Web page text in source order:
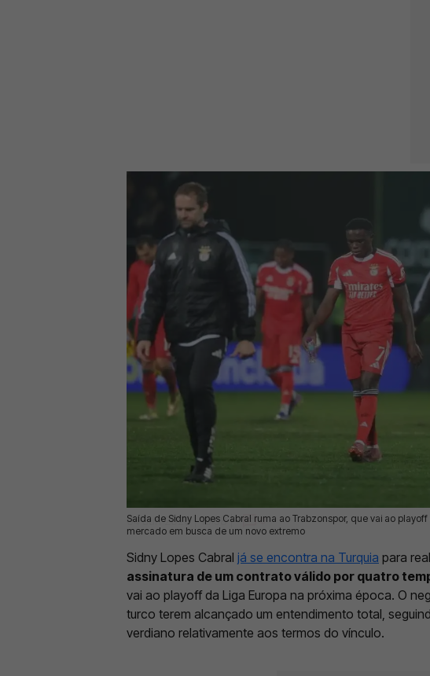
Saída de Sidny Lopes Cabral ruma ao Trabzonspor, que vai ao
mercado em busca de um novo extremo
04 Jun 2026 | 10:58 | 0
Sidny Lopes Cabral já se encontra na Turquia para
assinatura de um contrato válido por quatro
vai ao playoff da Liga Europa na próxima época. O
turco terem alcançado um entendimento total,
verdiano relativamente aos termos do vínculo.